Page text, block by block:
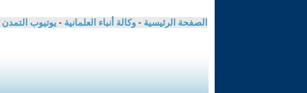
الصفحة الرئيسية - وكالة أنباء العلمانية - يوتيوب التمدن